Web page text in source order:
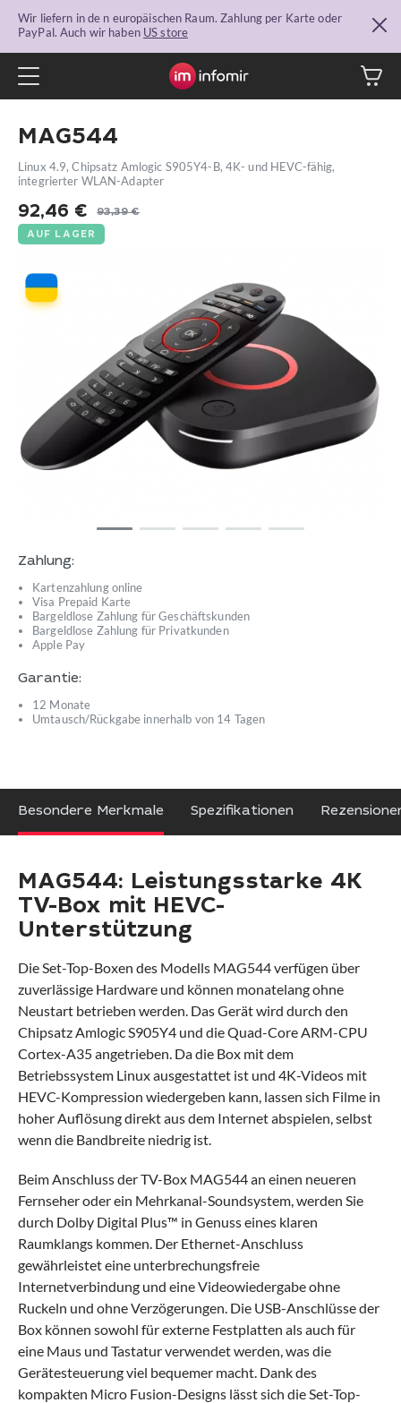
Wir liefern in de n europäischen Raum. Zahlung per Karte oder
PayPal. Auch wir haben US store
MAG544
Linux 4.9, Chipsatz Amlogic S905Y4-B, 4K- und HEVC-fähig,
integrierter WLAN-Adapter
93,39€
Ursprünglicher
Preis
93,39 €
92,46 €
Aktueller
Preis
92,46 €.
AUF LAGER
Zahlung:
Kartenzahlung online
Visa Prepaid Karte
Bargeldlose Zahlung für Geschäftskunden
Bargeldlose Zahlung für Privatkunden
Apple Pay
Garantie:
12 Monate
Umtausch/Rückgabe innerhalb von 14 Tagen
Besondere Merkmale Spezifikationen
MAG544: Leistungsstarke 4K
TV-Box mit HEVC-
Unterstützung
Die Set-Top-Boxen des Modells MAG544 verfügen über
zuverlässige Hardware und können monatelang ohne
Neustart betrieben werden. Das Gerät wird durch den
Chipsatz Amlogic S905Y4 und die Quad-Core ARM-CPU
Cortex-A35 angetrieben. Da die Box mit dem
Betriebssystem Linux ausgestattet ist und 4K-Videos mit
HEVC-Kompression wiedergeben kann, lassen sich Filme in
hoher Auflösung direkt aus dem Internet abspielen, selbst
wenn die Bandbreite niedrig ist.
Beim Anschluss der TV-Box MAG544 an einen neueren
Fernseher oder ein Mehrkanal-Soundsystem, werden Sie
durch Dolby Digital Plus™ in Genuss eines klaren
Raumklangs kommen. Der Ethernet-Anschluss
gewährleistet eine unterbrechungsfreie
Internetverbindung und eine Videowiedergabe ohne
Ruckeln und ohne Verzögerungen. Die USB-Anschlüsse der
Box können sowohl für externe Festplatten als auch für
eine Maus und Tastatur verwendet werden, was die
Gerätesteuerung viel bequemer macht. Dank des
kompakten Micro Fusion-Designs lässt sich die Set-Top-